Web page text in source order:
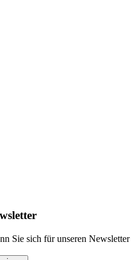
Sie sich für unseren Newsletter